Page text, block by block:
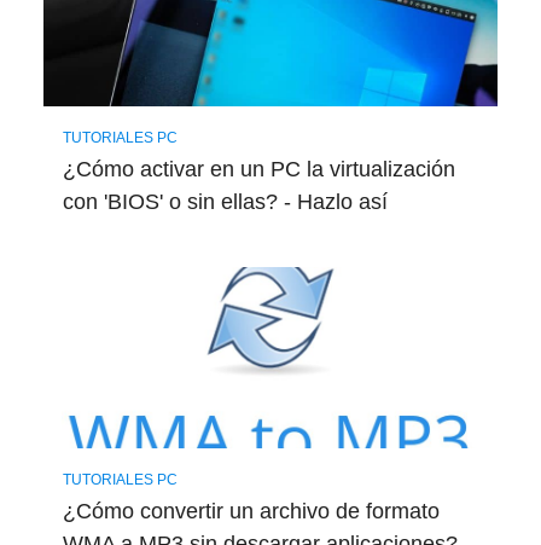
TUTORIALES PC
¿Cómo activar en un PC la virtualización
con 'BIOS' o sin ellas? - Hazlo así
TUTORIALES PC
¿Cómo convertir un archivo de formato